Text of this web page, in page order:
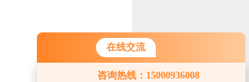
在线交流
咨询热线：15000936008